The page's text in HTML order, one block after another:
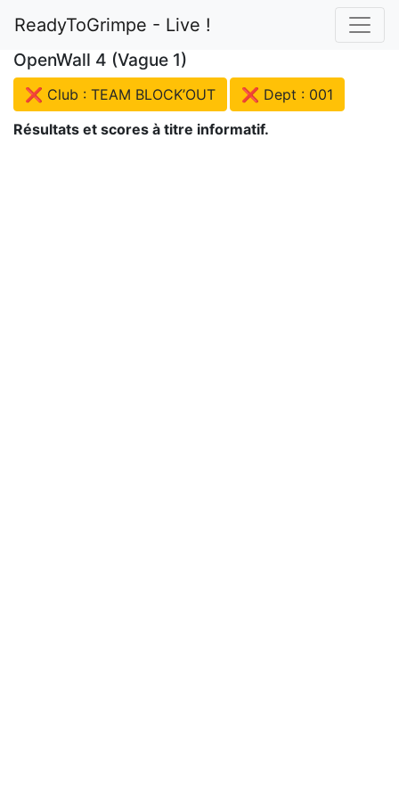
ReadyToGrimpe - Live !
OpenWall 4 (Vague 1)
❌ Club : TEAM BLOCK’OUT
❌ Dept : 001
Résultats et scores à titre informatif.